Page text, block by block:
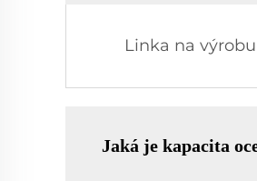
Linka na
Jaká je kapacita